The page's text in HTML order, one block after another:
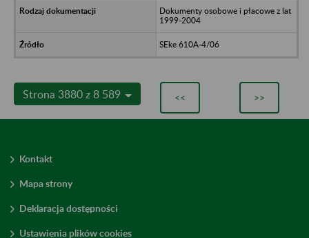
Dokumenty osobowe i płacowe z lat
1999-2004
SEke 610A-4/06
Strona 3880 z 8 589 << >>
Kontakt
Mapa strony
Deklaracja dostępności
Ustawienia plików cookies